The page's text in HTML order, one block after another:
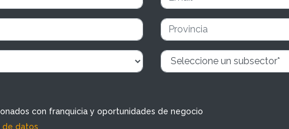
con franquicia y oportunidades de negocio
datos